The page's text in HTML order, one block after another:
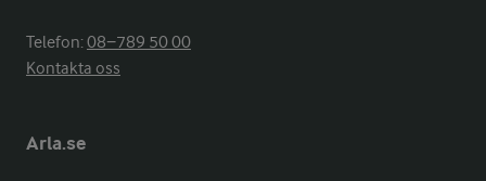
Telefon:08−789 50 00
Kontakta oss
Arla.se